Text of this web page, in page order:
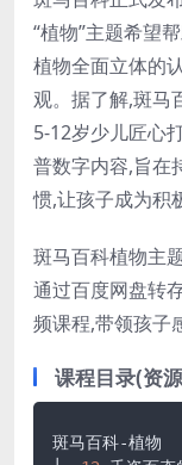
“植物”主题希望
植物全面立体的
观。据了解,斑马
5-12岁少儿匠心
普数字内容,旨在
惯,让孩子成为积
斑马百科植物主
通过百度网盘转
频课程,带领孩子
课程目录(资
斑马百科-植物